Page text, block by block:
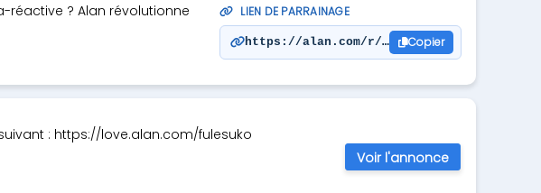
réactive ? Alan révolutionne
LIEN DE PARRAINAGE
https://alan.com/r/reduhepa
Copier
: https://love.alan.com/fulesuko
Voir l'annonce